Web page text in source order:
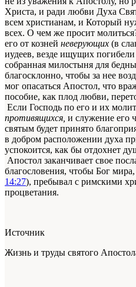
Христа, и ради любви Духа
всем христианам, и Который
всех. О чем же просит
его от козней неверующих (в
иудеев, везде ищущих
собранная милостыня для
благосклонно, чтобы за нее
мог опасаться Апостол, что
пособие, как плод любви,
Если Господь по его и их
противящихся, и служение его
святым будет принято
в добром расположении духа
успокоится, как бы отдохнет
Апостол заканчивает свое
благословения, чтобы Бог
14:27), пребывал с римскими
процветания.
Источник
Жизнь и труды святого